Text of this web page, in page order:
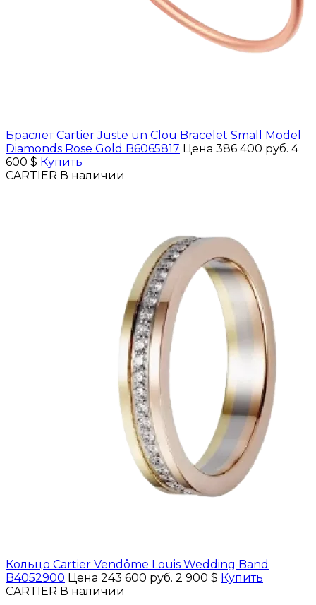
Браслет Cartier Juste un Clou Bracelet Small Model
Diamonds Rose Gold B6065817 Цена 386 400 руб. 4
600 $ Купить
CARTIER В наличии
Кольцо Cartier Vendôme Louis Wedding Band
B4052900 Цена 243 600 руб. 2 900 $ Купить
CARTIER В наличии